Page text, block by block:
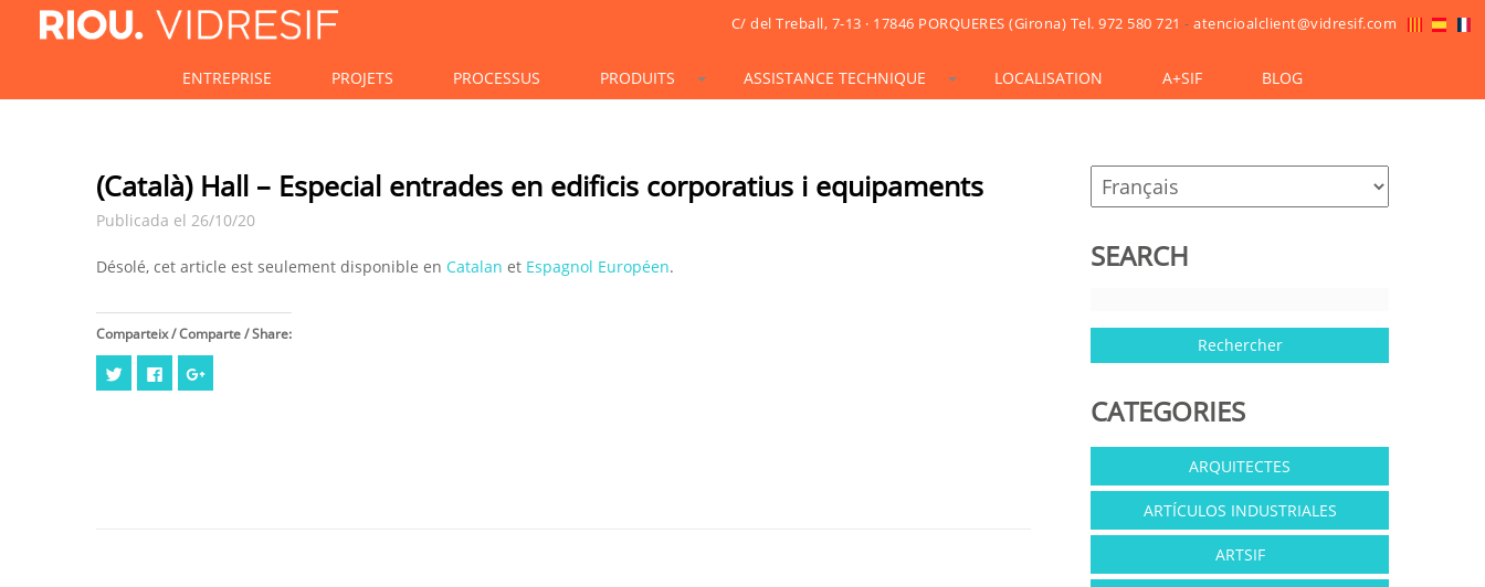
C/ del Treball, 7-13 · 17846 PORQUERES (Girona) Tel. 972 580 721 -atencioalclient@vidresif.com
ENTREPRISE PROJETS PROCESSUS PRODUITS ASSISTANCE TECHNIQUE LOCALISATION A+SIF BLOG
(Català) Hall – Especial entrades en edificis corporatius i equipaments
Publicada el 26/10/20
Désolé, cet article est seulement disponible en Catalan et Espagnol Européen.
Comparteix / Comparte / Share:
Cliquez
pour
partager
Cliquez
pour
partagerpartager
SEARCH
CATEGORIES
ARQUITECTES
ARTÍCULOS INDUSTRIALES
ARTSIF